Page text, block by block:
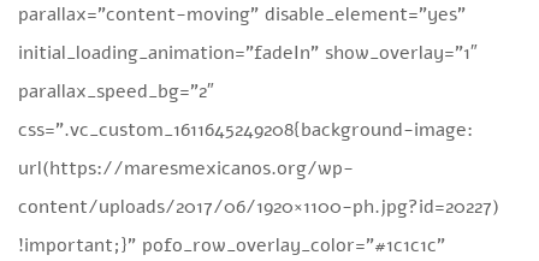
parallax=”content-moving” disable_element=”yes”
initial_loading_animation=”fadeIn” show_overlay=”1″
parallax_speed_bg=”2″
css=”.vc_custom_1611645249208{background-image:
url(https://maresmexicanos.org/wp-
content/uploads/2017/06/1920×1100-ph.jpg?id=20227)
!important;}” pofo_row_overlay_color=”#1c1c1c”